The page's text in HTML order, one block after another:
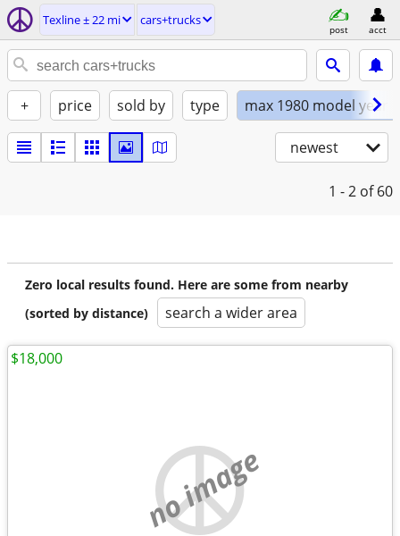
Texline ± 22 mi cars+trucks
post acct
+ price sold by type max 1980 model year
newest
1 - 2 of 60
Zero local results found. Here are some from nearby
(sorted by distance)
search a wider area
no image
$18,000